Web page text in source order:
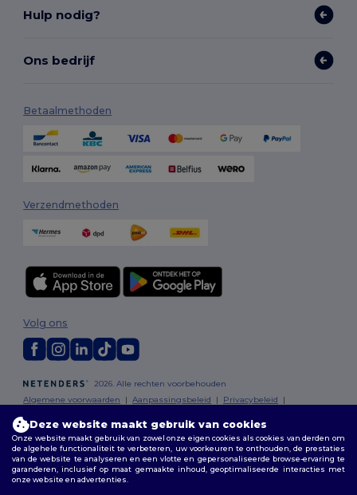
Hulp nodig?
Ons bedrijf
Betaalmethoden
Verzendmethoden
2026. Alle rechten voorbehouden
Algemene voorwaarden |Aanpassingsbeleid | Privacybeleid |
Volg ons
Bruxelles| Anvers | Mortsel |Malines|Lierre |Turnhout| Geel|
Herentals |Hoogstraten | Bruges
Deze website maakt gebruik van cookies
Onze website maakt gebruik van zowel onze eigen cookies als cookies van derden om
de algehele functionaliteit te verbeteren, uw voorkeuren te onthouden, de prestaties
van de website te analyseren en een vlotte en gepersonaliseerde browse-ervaring te
garanderen, inclusief op maat gemaakte inhoud, geoptimaliseerde interacties met
onze website en advertenties.